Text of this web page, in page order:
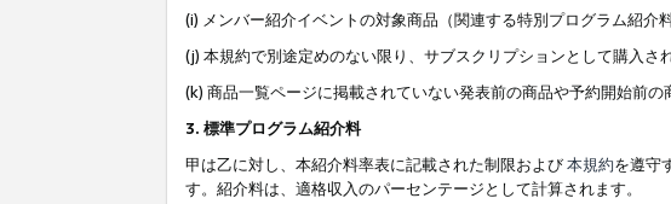
(i) メンバー紹介イベントの対象商品（関連する特別プログラム紹介
(j) 本規約で別途定めのない限り、サブスクリプションとして購入さ
(k) 商品一覧ページに掲載されていない発表前の商品や予約開始前の
3. 標準プログラム紹介料
甲は乙に対し、本紹介料率表に記載された制限および本規約を遵守
す。紹介料は、適格収入のパーセンテージとして計算されます。